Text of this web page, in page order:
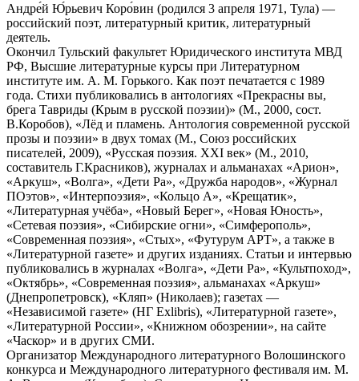
Андре́й Ю́рьевич Коро́вин (родился 3 апреля 1971, Тула) —
российский поэт, литературный критик, литературный
деятель.
Окончил Тульский факультет Юридического института МВД
РФ, Высшие литературные курсы при Литературном
институте им. А. М. Горького. Как поэт печатается с 1989
года. Стихи публиковались в антологиях «Прекрасны вы,
брега Тавриды (Крым в русской поэзии)» (М., 2000, сост.
В.Коробов), «Лёд и пламень. Антология современной русской
прозы и поэзии» в двух томах (М., Союз российских
писателей, 2009), «Русская поэзия. XXI век» (М., 2010,
составитель Г.Красников), журналах и альманахах «Арион»,
«Аркуш», «Волга», «Дети Ра», «Дружба народов», «Журнал
ПОэтов», «Интерпоэзия», «Кольцо А», «Крещатик»,
«Литературная учёба», «Новый Берег», «Новая Юность»,
«Сетевая поэзия», «Сибирские огни», «Симферополь»,
«Современная поэзия», «Стых», «Футурум АРТ», а также в
«Литературной газете» и других изданиях. Статьи и интервью
публиковались в журналах «Волга», «Дети Ра», «Культпоход»,
«Октябрь», «Современная поэзия», альманахах «Аркуш»
(Днепропетровск), «Кляп» (Николаев); газетах —
«Независимой газете» (НГ Exlibris), «Литературной газете»,
«Литературной России», «Книжном обозрении», на сайте
«Часкор» и в других СМИ.
Организатор Международного литературного Волошинского
конкурса и Международного литературного фестиваля им. М.